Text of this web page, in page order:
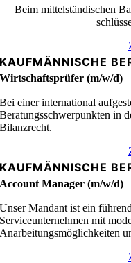
Beim mittelständischen
KAUFMÄNNISCHE
Wirtschaftsprüfer (m/w/d)
Bei einer international
Beratungsschwerpunkten in
Bilanzrecht.
KAUFMÄNNISCHE
Account Manager (m/w/d)
Unser Mandant ist ein
Serviceunternehmen mit
Anarbeitungsmöglichkeiten